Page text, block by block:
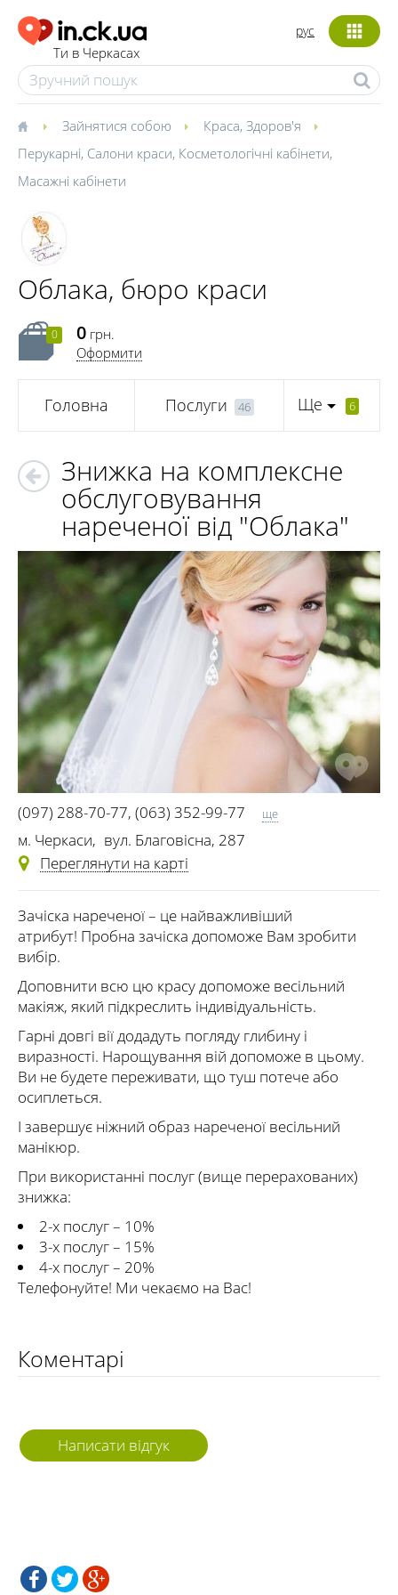
Ти в Черкасах
рус
Зайнятися собою Краса, Здоров'я
Перукарні, Салони краси, Косметологічні кабінети,
Масажні кабінети
Облака, бюро краси
0 0 грн.
Оформити
Головна Послуги 46 Ще 6
Знижка на комплексне
обслуговування
нареченої від "Облака"
(097) 288-70-77, (063) 352-99-77
(0472) 50-06-15
ще
м. Черкаси, вул. Благовісна, 287
Переглянути на карті
Зачіска нареченої – це найважливіший
атрибут! Пробна зачіска допоможе Вам зробити
вибір.
Доповнити всю цю красу допоможе весільний
макіяж, який підкреслить індивідуальність.
Гарні довгі вії додадуть погляду глибину і
виразності. Нарощування вій допоможе в цьому.
Ви не будете переживати, що туш потече або
осиплеться.
І завершує ніжний образ нареченої весільний
манікюр.
При використанні послуг (вище перерахованих)
знижка:
2-х послуг – 10%
3-х послуг – 15%
4-х послуг – 20%
Телефонуйте! Ми чекаємо на Вас!
Коментарі
Написати відгук